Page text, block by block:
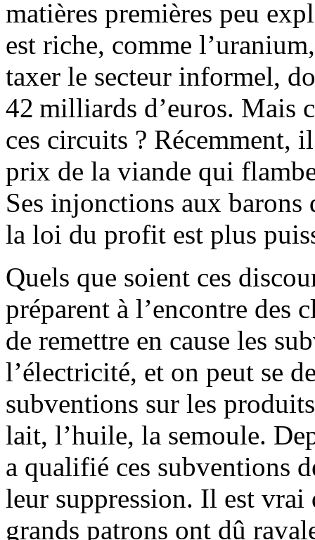
matières premières peu
est riche, comme
taxer le secteur informel,
42 milliards d’euros. Mais
ces circuits ? Récemment,
prix de la viande qui
Ses injonctions aux barons
la loi du profit est plus
Quels que soient ces
préparent à l’encontre des
de remettre en cause les
l’électricité, et on peut se
subventions sur les
lait, l’huile, la semoule.
a qualifié ces subventions
leur suppression. Il est vrai
grands patrons ont dû